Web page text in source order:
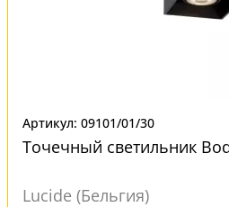
Артикул: 09101/01/30
Точечный светильник
Lucide (Бельгия)